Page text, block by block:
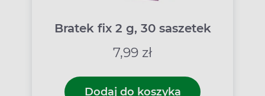
Bratek fix 2 g, 30 saszetek
7,99 zł
Dodaj do koszyka